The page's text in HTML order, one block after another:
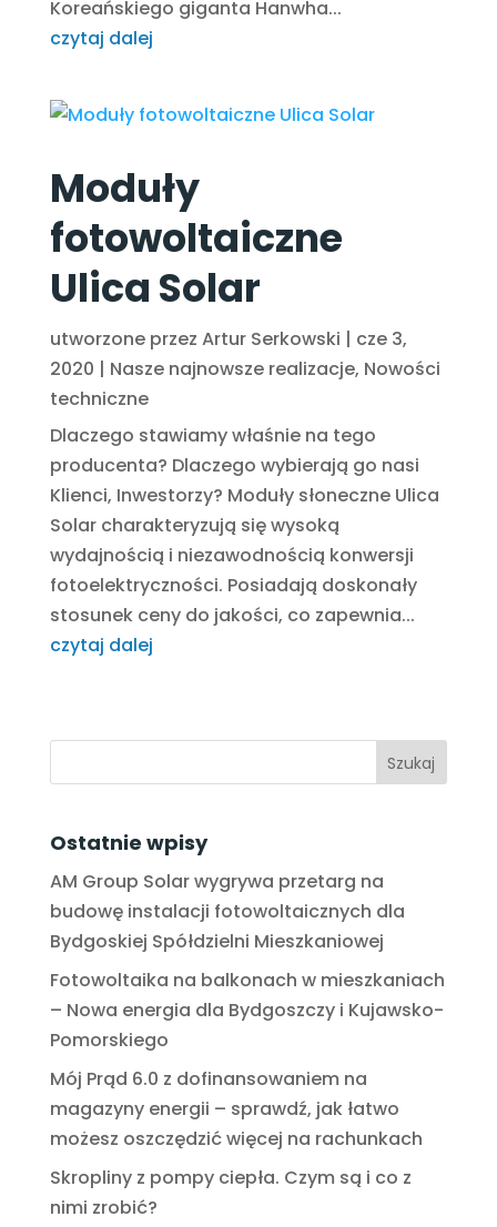
Koreańskiego giganta Hanwha...
czytaj dalej
Moduły
fotowoltaiczne
Ulica Solar
utworzone przez Artur Serkowski | cze 3,
2020 | Nasze najnowsze realizacje, Nowości
techniczne
Dlaczego stawiamy właśnie na tego
producenta? Dlaczego wybierają go nasi
Klienci, Inwestorzy? Moduły słoneczne Ulica
Solar charakteryzują się wysoką
wydajnością i niezawodnością konwersji
fotoelektryczności. Posiadają doskonały
stosunek ceny do jakości, co zapewnia...
czytaj dalej
Ostatnie wpisy
AM Group Solar wygrywa przetarg na
budowę instalacji fotowoltaicznych dla
Bydgoskiej Spółdzielni Mieszkaniowej
Fotowoltaika na balkonach w mieszkaniach
– Nowa energia dla Bydgoszczy i Kujawsko-
Pomorskiego
Mój Prąd 6.0 z dofinansowaniem na
magazyny energii – sprawdź, jak łatwo
możesz oszczędzić więcej na rachunkach
Skropliny z pompy ciepła. Czym są i co z
nimi zrobić?